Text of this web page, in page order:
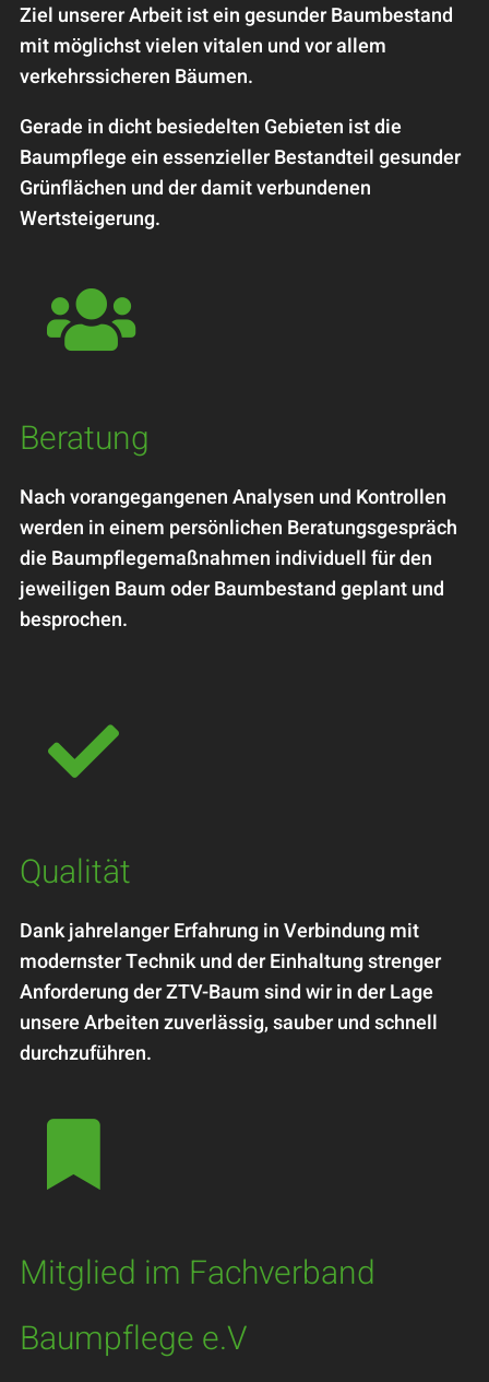
Ziel unserer Arbeit ist ein gesunder Baumbestand
mit möglichst vielen vitalen und vor allem
verkehrssicheren Bäumen.
Gerade in dicht besiedelten Gebieten ist die
Baumpflege ein essenzieller Bestandteil gesunder
Grünflächen und der damit verbundenen
Wertsteigerung.

Beratung
Nach vorangegangenen Analysen und Kontrollen
werden in einem persönlichen Beratungsgespräch
die Baumpflegemaßnahmen individuell für den
jeweiligen Baum oder Baumbestand geplant und
besprochen.

Qualität
Dank jahrelanger Erfahrung in Verbindung mit
modernster Technik und der Einhaltung strenger
Anforderung der ZTV-Baum sind wir in der Lage
unsere Arbeiten zuverlässig, sauber und schnell
durchzuführen.

Mitglied im Fachverband
Baumpflege e.V